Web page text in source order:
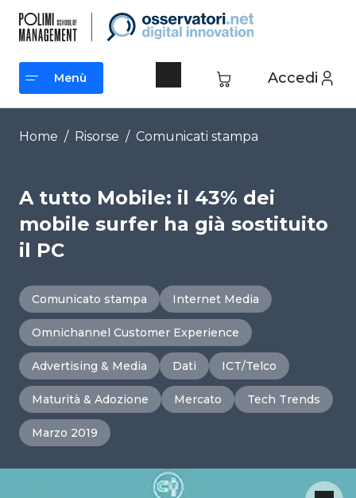
contenuto
Accedi
Menù
Menù
Home / Risorse / Comunicati stampa
A tutto Mobile: il 43% dei
mobile surfer ha già sostituito
il PC
Comunicato stampa Internet Media
Omnichannel Customer Experience
Advertising & Media Dati ICT/Telco
Maturità & Adozione Mercato Tech Trends
Marzo 2019